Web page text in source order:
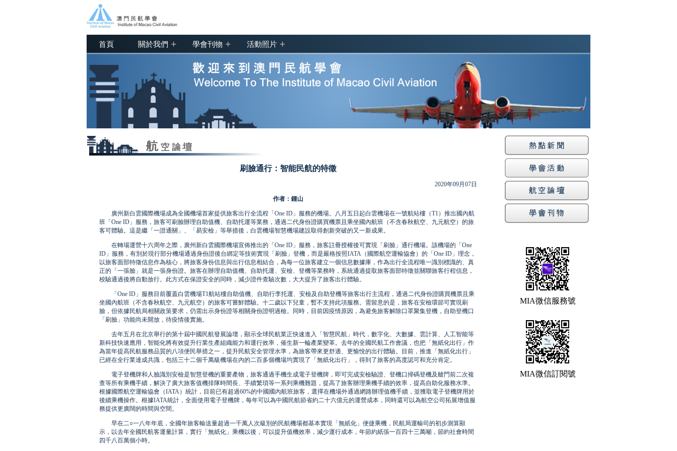
首頁 關於我們 + 學會刊物 + 活動照片 +
刷臉通行：智能民航的特徵
2020年09月07日
作者：鍾山
廣州新白雲國際機場成為全國機場首家提供旅客出行全流程「One ID」服務的機場。八月五日起白雲機場在一號航站樓（T1）推出國內航
班「One ID」服務，旅客可刷臉辦理自助值機、自助托運等業務，通過二代身份證購買機票且乘坐國內航班（不含春秋航空、九元航空）的旅
客可體驗。這是繼「一證通關」、「易安檢」等舉措後，白雲機場智慧機場建設取得創新突破的又一新成果。
在轉場運營十六周年之際，廣州新白雲國際機場宣佈推出的「One ID」服務，旅客註冊授權後可實現「刷臉」通行機場。該機場的「One
ID」服務，有別於現行部分機場通過身份證後台綁定等技術實現「刷臉」登機，而是嚴格按照IATA（國際航空運輸協會）的「One ID」理念，
以旅客面部特徵信息作為核心，將旅客身份信息與出行信息相結合，為每一位旅客建立一個信息數據庫，作為出行全流程唯一識別標識的、真
正的「一張臉」就是一張身份證。旅客在辦理自助值機、自助托運、安檢、登機等業務時，系統通過提取旅客面部特徵並關聯旅客行程信息，
校驗通過後將自動放行。此方式在保證安全的同時，減少證件查驗次數，大大提升了旅客出行體驗。
「One ID」服務目前覆蓋白雲機場T1航站樓自助值機、自助行李托運、安檢及自助登機等旅客出行主流程，通過二代身份證購買機票且乘
坐國內航班（不含春秋航空、九元航空）的旅客可嘗鮮體驗。十二歲以下兒童，暫不支持此項服務。需留意的是，旅客在安檢環節可實現刷
臉，但依據民航局相關政策要求，仍需出示身份證等相關身份證明過檢。同時，目前因疫情原因，為避免旅客解除口罩聚集登機，自助登機口
「刷臉」功能尚未開放，待疫情後實施。
去年五月在北京舉行的第十屆中國民航發展論壇，顯示全球民航業正快速進入「智慧民航」時代，數字化、大數據、雲計算、人工智能等
新科技快速應用，智能化將有效提升行業生產組織能力和運行效率，催生新一輪產業變革。去年的全國民航工作會議，也把「無紙化出行」作
為當年提高民航服務品質的八項便民舉措之一，提升民航安全管理水準，為旅客帶來更舒適、更愉悅的出行體驗。目前，推進「無紙化出行」
已經在全行業達成共識，包括三十二個千萬級機場在內的二百多個機場均實現了「無紙化出行」，得到了旅客的高度認可和充分肯定。
電子登機牌和人臉識別安檢是智慧登機的重要產物，旅客通過手機生成電子登機牌，即可完成安檢驗證、登機口掃碼登機及艙門前二次複
查等所有乘機手續，解決了廣大旅客值機排隊時間長、手續繁瑣等一系列乘機難題，提高了旅客辦理乘機手續的效率，提高自助化服務水準。
根據國際航空運輸協會（IATA）統計，目前已有超過60%的中國國內航班旅客，選擇在機場外通過網路辦理值機手續，並獲取電子登機牌用於
後續乘機操作。根據IATA統計，全面使用電子登機牌，每年可以為中國民航節省約二十六億元的運營成本，同時還可以為航空公司拓展增值服
務提供更廣闊的時間與空間。
早在二○一八年年底，全國年旅客輸送量超過一千萬人次級別的民航機場都基本實現「無紙化」便捷乘機，民航局運輸司的初步測算顯
示，以去年全國民航客運量計算，實行「無紙化」乘機以後，可以提升值機效率，減少運行成本，年節約紙張一百四十三萬噸，節約社會時間
四千八百萬個小時。
MIA微信服務號
MIA微信訂閱號